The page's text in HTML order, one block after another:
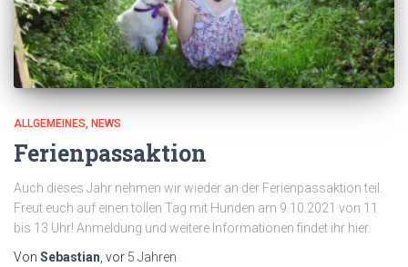
ALLGEMEINES NEWS
Ferienpassaktion
Auch dieses Jahr nehmen wir wieder an der Ferienpassaktion teil.
Freut euch auf einen tollen Tag mit Hunden am 9.10.2021 von 11
bis 13 Uhr! Anmeldung und weitere Informationen findet ihr hier.
Von Sebastian , vor 5 Jahren